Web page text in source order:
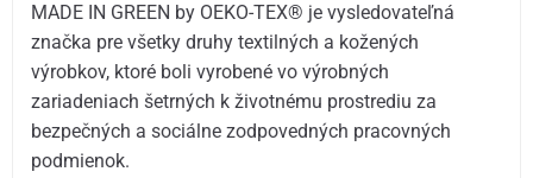
MADE IN GREEN by OEKO-TEX® je vysledovateľná
značka pre všetky druhy textilných a kožených
výrobkov, ktoré boli vyrobené vo výrobných
zariadeniach šetrných k životnému prostrediu za
bezpečných a sociálne zodpovedných pracovných
podmienok.